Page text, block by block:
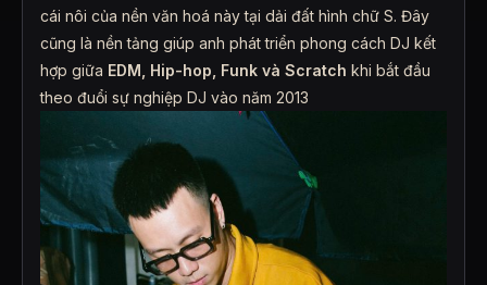
cái nôi của nền văn hoá này tại dải đất hình chữ S. Đây
cũng là nền tảng giúp anh phát triển phong cách DJ kết
hợp giữa EDM, Hip-hop, Funk và Scratch khi bắt đầu
theo đuổi sự nghiệp DJ vào năm 2013